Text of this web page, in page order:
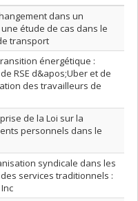
dans un
étude de cas dans le
transport
énergétique :
RSE d&apos;Uber et de
des travailleurs de
de la Loi sur la
personnels dans le
syndicale dans les
services traditionnels :